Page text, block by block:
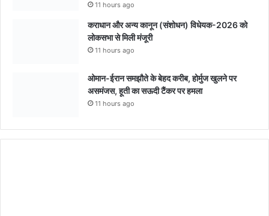
11 hours ago
कराधान और अन्य कानून (संशोधन) विधेयक-2026 को
लोकसभा से मिली मंजूरी
11 hours ago
ओमान-ईरान समझौते के बेहद करीब, होर्मुज खुलने पर
असमंजस, हूती का सऊदी टैंकर पर हमला
11 hours ago